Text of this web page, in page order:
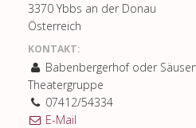
3370 Ybbs an der Donau
Österreich
KONTAKT:
Babenbergerhof oder
Theatergruppe
07412/54334
E-Mail